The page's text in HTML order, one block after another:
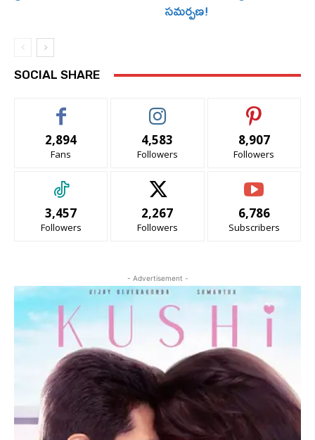
సమర్పణ!
SOCIAL SHARE
2,894
Fans
4,583
Followers
8,907
Followers
3,457
Followers
2,267
Followers
6,786
Subscribers
- Advertisement -